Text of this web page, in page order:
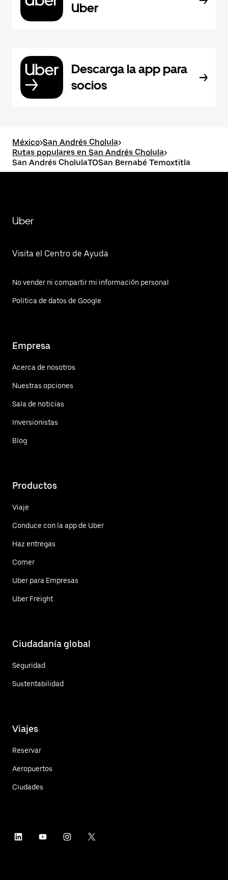
Uber
Descarga la app para
socios
México>San Andrés Cholula>
Rutas populares en San Andrés Cholula>
San Andrés CholulaTOSan Bernabé Temoxtitla
Uber
Visita el Centro de Ayuda
No vender ni compartir mi información personal
Política de datos de Google
Empresa
Acerca de nosotros
Nuestras opciones
Sala de noticias
Inversionistas
Blog
Productos
Viaje
Conduce con la app de Uber
Haz entregas
Comer
Uber para Empresas
Uber Freight
Ciudadanía global
Seguridad
Sustentabilidad
Viajes
Reservar
Aeropuertos
Ciudades